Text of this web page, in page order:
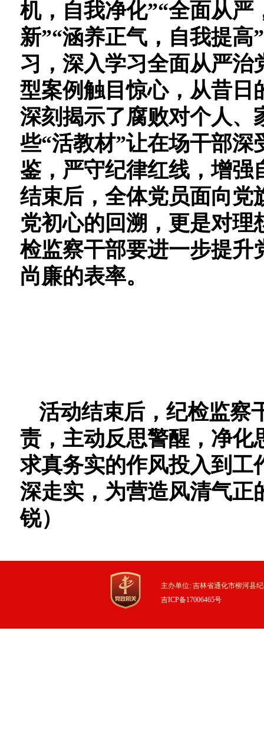
机，自我净化”“全面从严
新”“涵养正气，自我提高
习 ，深入学习全面从严
型案例触目惊心，从昔日
深刻揭示了腐败对个人、
些“活教材”让在场干部
鉴，严守纪律红线，增强
结束后，全体党员面向党
党初心的回溯，更是对理
检监察干部要进一步提升
尚廉的表率。
活动结束后，纪检监察
责，主动反思警醒，净化
求真务实的作风投入到工
深走实，为营造风清气正
锐）
主办单位: 吉林省通化市柳河县
吉ICP备17006465号